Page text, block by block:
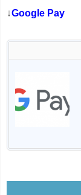
↓Google Pay